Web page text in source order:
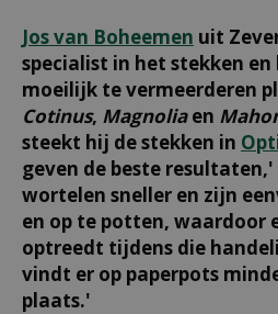
Jos van Boheemen uit
specialist in het stekken
moeilijk te vermeerderen
Cotinus, Magnoliaen
steekt hij de stekken in
geven de beste
wortelen sneller en zijn
en op te potten, waardoor
optreedt tijdens die
vindt er op paperpots
plaats.'